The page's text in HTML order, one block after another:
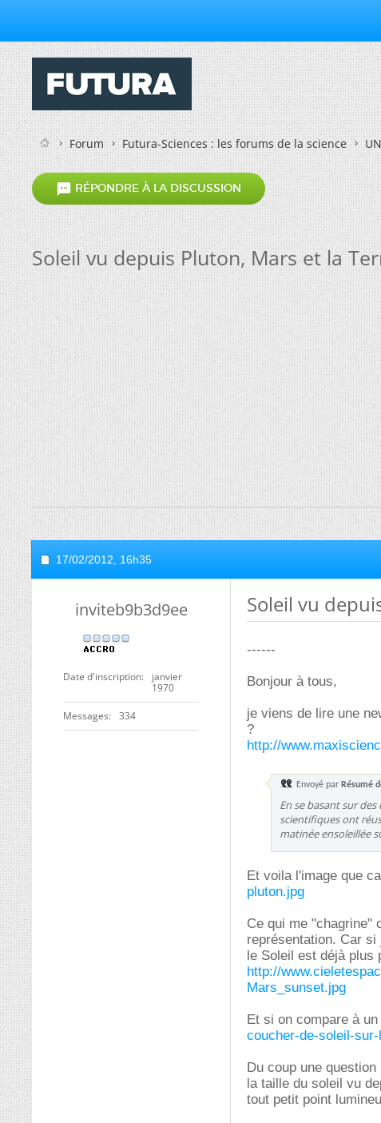
Forum Futura-Sciences : les forums de la science
 RÉPONDRE À LA DISCUSSION
Soleil vu depuis Pluton, Mars et la
17/02/2012, 16h35
inviteb9b3d9ee
Date d'inscription
janvier
1970
Messages 334
Soleil vu
------
Bonjour à tous,
je viens de lire une
?
http://
Envoyé par Résumé
En se basant sur
scientifiques ont
matinée ensoleillée
Et voila l'image que
pluton.jpg
Ce qui me "chagrine"
représentation. Car
le Soleil est déjà plus
http://
Mars_sunset.jpg
Et si on compare à
coucher-de-soleil-
Du coup une
la taille du soleil vu
tout petit point